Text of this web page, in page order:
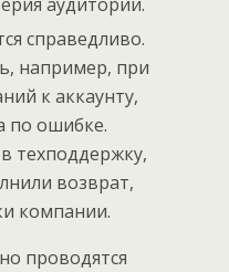
аудитории.
справедливо.
например, при
к аккаунту,
по ошибке.
техподдержку,
возврат,
компании.
проводятся